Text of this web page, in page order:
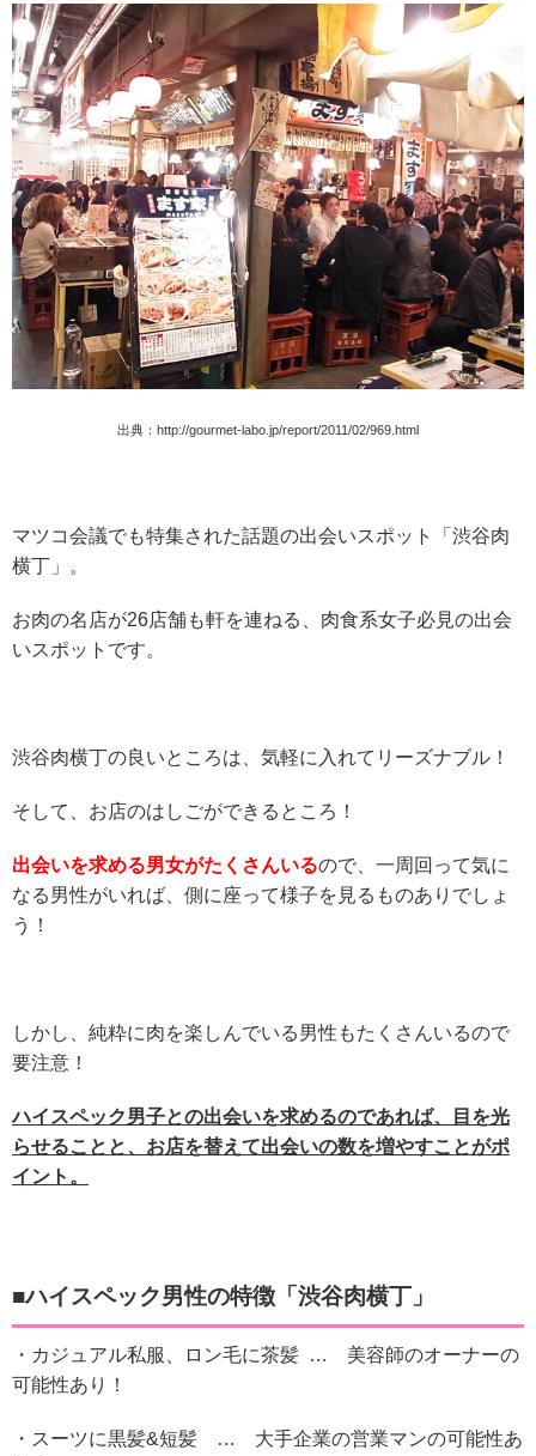
出典： http://gourmet-labo.jp/report/2011/02/969.html
マツコ会議でも特集された話題の出会いスポット「渋谷肉
横丁」。
お肉の名店が26店舗も軒を連ねる、肉食系女子必見の出会
いスポットです。
渋谷肉横丁の良いところは、気軽に入れてリーズナブル！
そして、お店のはしごができるところ！
出会いを求める男女がたくさんいるので、一周回って気に
なる男性がいれば、側に座って様子を見るものありでしょ
う！
しかし、純粋に肉を楽しんでいる男性もたくさんいるので
要注意！
ハイスペック男子との出会いを求めるのであれば、目を光
らせることと、お店を替えて出会いの数を増やすことがポ
イント。
■ハイスペック男性の特徴「渋谷肉横丁 」
・カジュアル私服、ロン毛に茶髪 … 美容師のオーナーの
可能性あり！
・スーツに黒髪&短髪 … 大手企業の営業マンの可能性あ